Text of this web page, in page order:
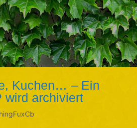
Kuchen… – Ein
wird archiviert